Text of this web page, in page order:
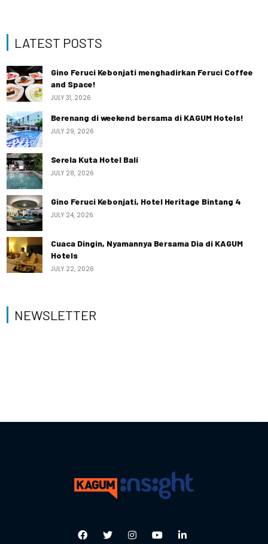
LATEST POSTS
Gino Feruci Kebonjati menghadirkan Feruci Coffee
and Space!
JULY 31, 2026
Berenang di weekend bersama di KAGUM Hotels!
JULY 29, 2026
Serela Kuta Hotel Bali
JULY 28, 2026
Gino Feruci Kebonjati, Hotel Heritage Bintang 4
JULY 24, 2026
Cuaca Dingin, Nyamannya Bersama Dia di KAGUM
Hotels
JULY 22, 2026
NEWSLETTER